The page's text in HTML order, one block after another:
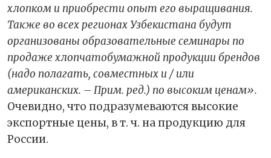
хлопком и приобрести опыт его выращивания.
Также во всех регионах Узбекистана будут
организованы образовательные семинары по
продаже хлопчатобумажной продукции брендов
(надо полагать, совместных и / или
американских. – Прим. ред.) по высоким ценам».
Очевидно, что подразумеваются высокие
экспортные цены, в т. ч. на продукцию для
России.